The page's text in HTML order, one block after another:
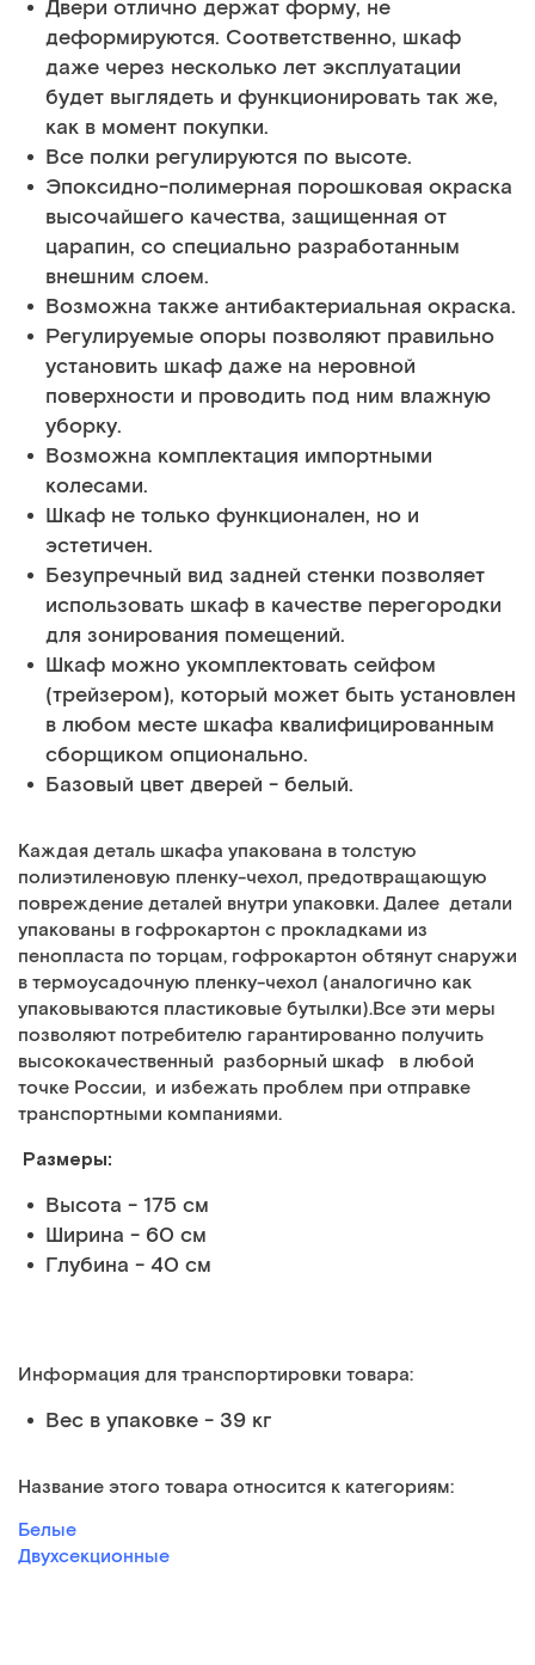
Двери отлично держат форму, не
деформируются. Соответственно, шкаф
даже через несколько лет эксплуатации
будет выглядеть и функционировать так же,
как в момент покупки.
Все полки регулируются по высоте.
Эпоксидно-полимерная порошковая окраска
высочайшего качества, защищенная от
царапин, со специально разработанным
внешним слоем.
Возможна также антибактериальная окраска.
Регулируемые опоры позволяют правильно
установить шкаф даже на неровной
поверхности и проводить под ним влажную
уборку.
Возможна комплектация импортными
колесами.
Шкаф не только функционален, но и
эстетичен.
Безупречный вид задней стенки позволяет
использовать шкаф в качестве перегородки
для зонирования помещений.
Шкаф можно укомплектовать сейфом
(трейзером), который может быть установлен
в любом месте шкафа квалифицированным
сборщиком опционально.
Базовый цвет дверей - белый.
Каждая деталь шкафа упакована в толстую
полиэтиленовую пленку-чехол, предотвращающую
повреждение деталей внутри упаковки. Далее детали
упакованы в гофрокартон с прокладками из
пенопласта по торцам, гофрокартон обтянут снаружи
в термоусадочную пленку-чехол (аналогично как
упаковываются пластиковые бутылки).Все эти меры
позволяют потребителю гарантированно получить
высококачественный разборный шкаф в любой
точке России, и избежать проблем при отправке
транспортными компаниями.
Размеры:
Высота - 175 см
Ширина - 60 см
Глубина - 40 см
Информация для транспортировки товара:
Вес в упаковке - 39 кг
Название этого товара относится к категориям:
Белые
Двухсекционные